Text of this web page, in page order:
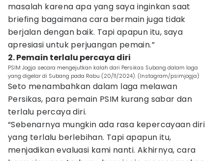
masalah karena apa yang saya inginkan saat
briefing bagaimana cara bermain juga tidak
berjalan dengan baik. Tapi apapun itu, saya
apresiasi untuk perjuangan pemain.”
2. Pemain terlalu percaya diri
PSIM Jogja secara mengejutkan kalah dari Persikas Subang dalam laga
yang digelar di Subang pada Rabu (20/11/2024). (Instagram/psimjogja)
Seto menambahkan dalam laga melawan
Persikas, para pemain PSIM kurang sabar dan
terlalu percaya diri.
“Sebenarnya mungkin ada rasa kepercayaan diri
yang terlalu berlebihan. Tapi apapun itu,
menjadikan evaluasi kami nanti. Akhirnya, cara